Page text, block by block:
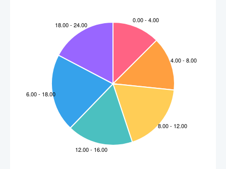
METODIČNI DEL
UVODNA     MOTIVACIJA     (Kognitivna     učna
strategija)
Učence   povabiva,   da   si   prinesejo   stole   in   se
posedejo v polkrog.
Razdeliva jim razrezane koščke dveh reprodukcij.
Nato ti dve reprodukciji pokaževa učencem in ju
pritrdiva na tablo, vsak pride svoj košček zalepit
tisto
reprodukcijo     pod
katero spada njihov košček.
Fishing boats on the Beach (Ribiški
Frontalna oblika
Metoda prikazovanja